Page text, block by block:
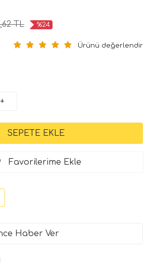
TL %24
Ürünü değerlendir
+
Favorilerime Ekle
Haber Ver